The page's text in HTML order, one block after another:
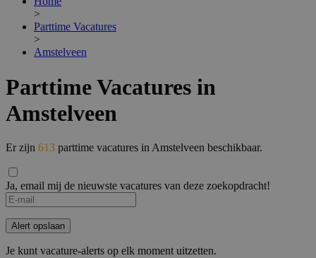
>
Parttime Vacatures
>
Amstelveen
Parttime Vacatures in
Amstelveen
Er zijn 613 parttime vacatures in Amstelveen beschikbaar.
Ja, email mij de nieuwste vacatures van deze zoekopdracht!
Alert opslaan
Je kunt vacature-alerts op elk moment uitzetten.